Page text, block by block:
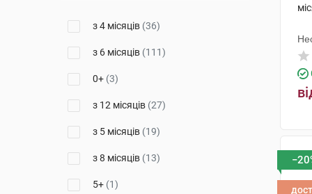
з 4 місяців (36)
з 6 місяців (111)
0+ (3)
з 12 місяців (27)
з 5 місяців (19)
з 8 місяців (13)
5+ (1)